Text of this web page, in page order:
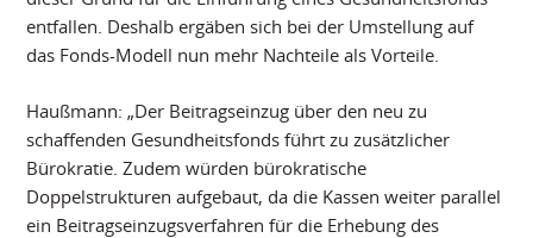
entfallen. Deshalb ergäben sich bei der Umstellung auf
das Fonds-Modell nun mehr Nachteile als Vorteile.
Haußmann: „Der Beitragseinzug über den neu zu
schaffenden Gesundheitsfonds führt zu zusätzlicher
Bürokratie. Zudem würden bürokratische
Doppelstrukturen aufgebaut, da die Kassen weiter parallel
ein Beitragseinzugsverfahren für die Erhebung des